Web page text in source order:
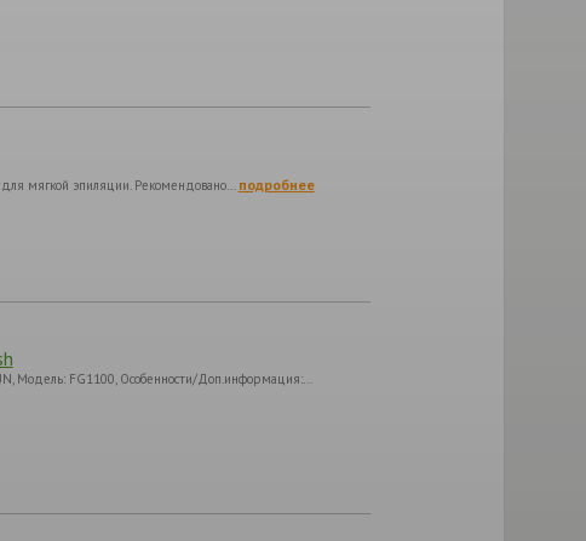
мягкой эпиляции. Рекомендовано… подробнее
Модель: FG1100, Особенности/Доп.информация:…